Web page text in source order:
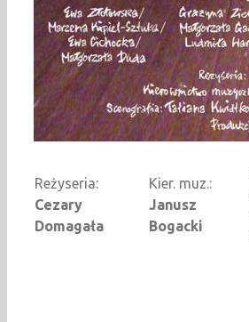
Reżyseria:
Cezary
Domagała
Kier. muz.:
Janusz
Bogacki